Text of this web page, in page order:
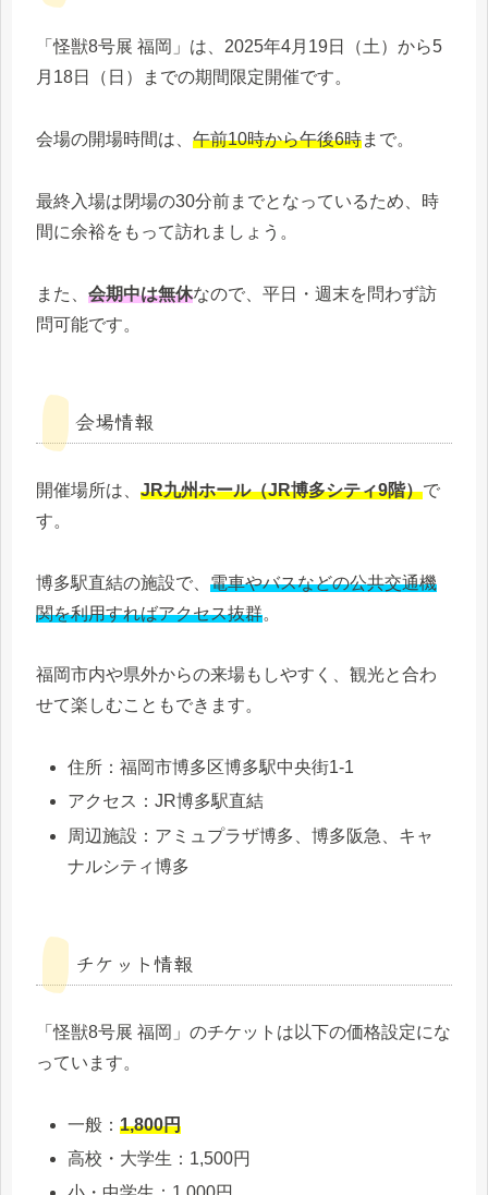
「怪獣8号展 福岡」は、2025年4月19日（土）から5
月18日（日）までの期間限定開催です。
会場の開場時間は、 午前10時から午後6時まで。
最終入場は閉場の30分前までとなっているため、時
間に余裕をもって訪れましょう。
また、 会期中は無休なので、平日・週末を問わず訪
問可能です。
会場情報
開催場所は、 JR九州ホール（JR博多シティ9階）で
す。
博多駅直結の施設で、 電車やバスなどの公共交通機
関を利用すればアクセス抜群。
福岡市内や県外からの来場もしやすく、観光と合わ
せて楽しむこともできます。
住所：福岡市博多区博多駅中央街1-1
アクセス：JR博多駅直結
周辺施設：アミュプラザ博多、博多阪急、キャ
ナルシティ博多
チケット情報
「怪獣8号展 福岡」のチケットは以下の価格設定にな
っています。
一般：1,800円
高校・大学生：1,500円